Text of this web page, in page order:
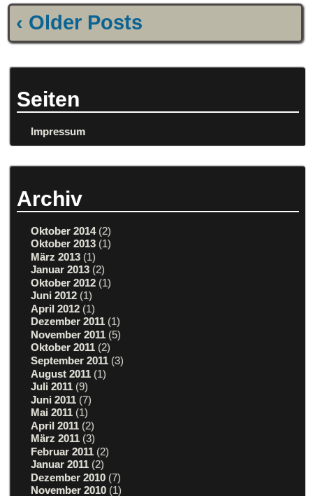
‹ Older Posts
Seiten
Impressum
Archiv
Oktober 2014(2)
Oktober 2013 (1)
März 2013 (1)
Januar 2013 (2)
Oktober 2012 (1)
Juni 2012 (1)
April 2012 (1)
Dezember 2011 (1)
November 2011 (5)
Oktober 2011 (2)
September 2011 (3)
August 2011 (1)
Juli 2011 (9)
Juni 2011 (7)
Mai 2011 (1)
April 2011 (2)
März 2011 (3)
Februar 2011 (2)
Januar 2011 (2)
Dezember 2010 (7)
November 2010 (1)